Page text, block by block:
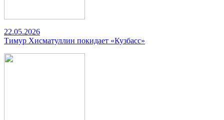
22.05.2026
Тимур Хисматуллин покидает «Кузбасс»